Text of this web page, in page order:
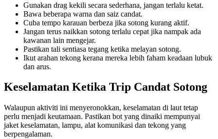
Gunakan drag kekili secara sederhana, jangan terlalu ketat.
Bawa beberapa warna dan saiz candat.
Cuba tempo karauan berbeza jika sotong kurang aktif.
Jangan terus naikkan sotong terlalu cepat jika nampak ada
kawanan lain mengejar.
Pastikan tali sentiasa tegang ketika melayan sotong.
Ikut arahan tekong kerana mereka lebih faham keadaan lubuk
dan arus.
Keselamatan Ketika Trip Candat Sotong
Walaupun aktiviti ini menyeronokkan, keselamatan di laut tetap
perlu menjadi keutamaan. Pastikan bot yang dinaiki mempunyai
jaket keselamatan, lampu, alat komunikasi dan tekong yang
berpengalaman.